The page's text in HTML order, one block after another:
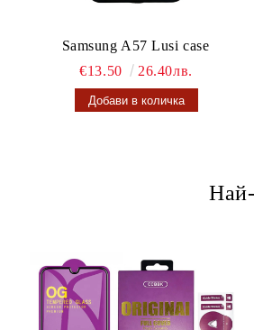
Samsung A57 Lusi case
€13.50
26.40лв.